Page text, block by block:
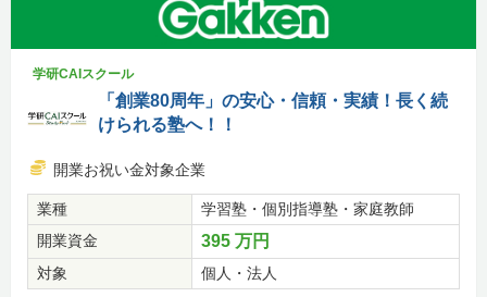
学研CAIスクール
「創業80周年」の安心・信頼・実績！長く続
けられる塾へ！！
開業お祝い金対象企業
業種
学習塾・個別指導塾・家庭教師
開業資金
395 万円
対象 個人・法人